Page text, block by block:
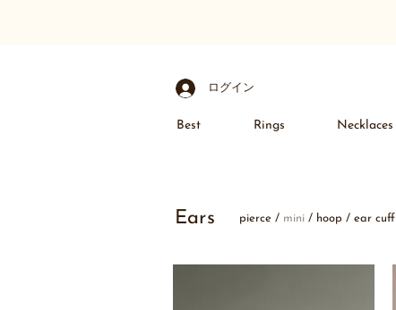
ログイン
Best Rings Necklaces
Ears pierce / mini / hoop / ear cuff